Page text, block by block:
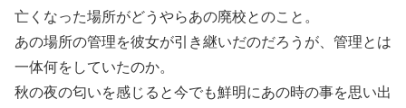
亡くなった場所がどうやらあの廃校とのこと。
あの場所の管理を彼女が引き継いだのだろうが、管理とは
一体何をしていたのか。
秋の夜の匂いを感じると今でも鮮明にあの時の事を思い出